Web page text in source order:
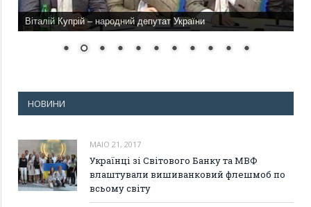
Віталій Купрій – народний депутат України
НОВИНИ
MAIO 21, 2017
Українці зі Світового Банку та МВФ
влаштували вишиванковий флешмоб по
всьому світу